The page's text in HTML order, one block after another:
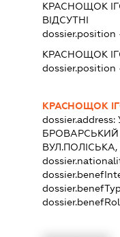
КРАСНОЩОК
ВІДСУТНІ
dossier.position
КРАСНОЩОК
dossier.position
КРАСНОЩОК
dossier.address:
БРОВАРСЬКИЙ